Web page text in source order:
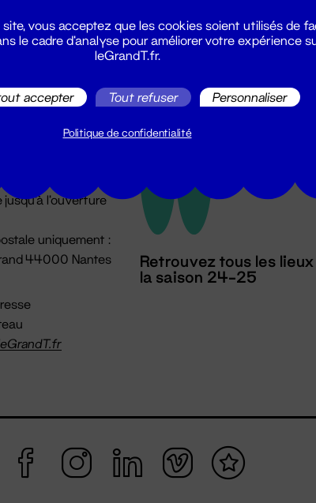
jusqu'à l'ouverture
uniquement :
44000 Nantes
Retrouvez tous les
la saison 24-25
vous acceptez que les cookies soient utilisés de
le cadre d'analyse pour améliorer votre expérience
leGrandT.fr.
accepter Tout refuser Personnaliser
Politique de confidentialité